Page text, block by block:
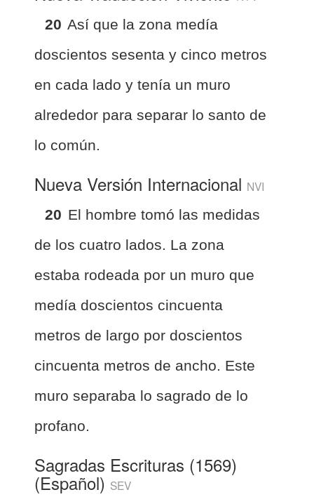
20 Así que la zona medía
doscientos sesenta y cinco metros
en cada lado y tenía un muro
alrededor para separar lo santo de
lo común.
Nueva Versión Internacional NVI
20 El hombre tomó las medidas
de los cuatro lados. La zona
estaba rodeada por un muro que
medía doscientos cincuenta
metros de largo por doscientos
cincuenta metros de ancho. Este
muro separaba lo sagrado de lo
profano.
Sagradas Escrituras (1569)
(Español) SEV